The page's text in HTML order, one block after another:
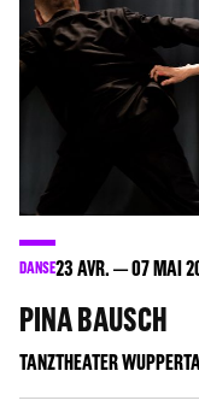
DANSE23AVR. 07MAI
PINA BAUSCH
TANZTHEATER